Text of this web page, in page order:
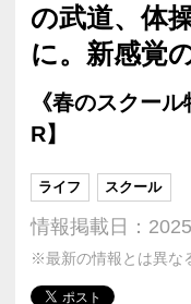
の武道、体
に。新感覚
《春のスクー
R】
ライフ スクール
情報掲載日：
※最新の情報とは異な